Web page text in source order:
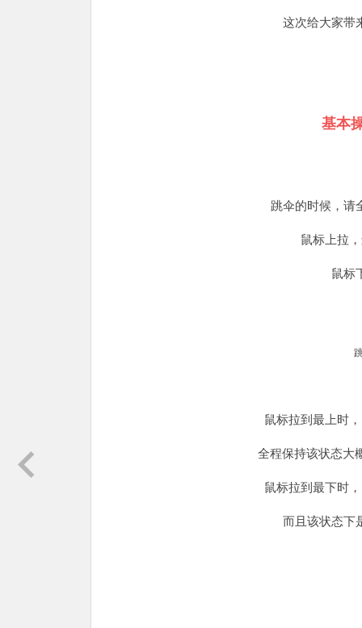
这次给大家带
基本
跳伞的时候，请
鼠标上拉
鼠标
鼠标拉到最上时
全程保持该状态大
鼠标拉到最下时
而且该状态下